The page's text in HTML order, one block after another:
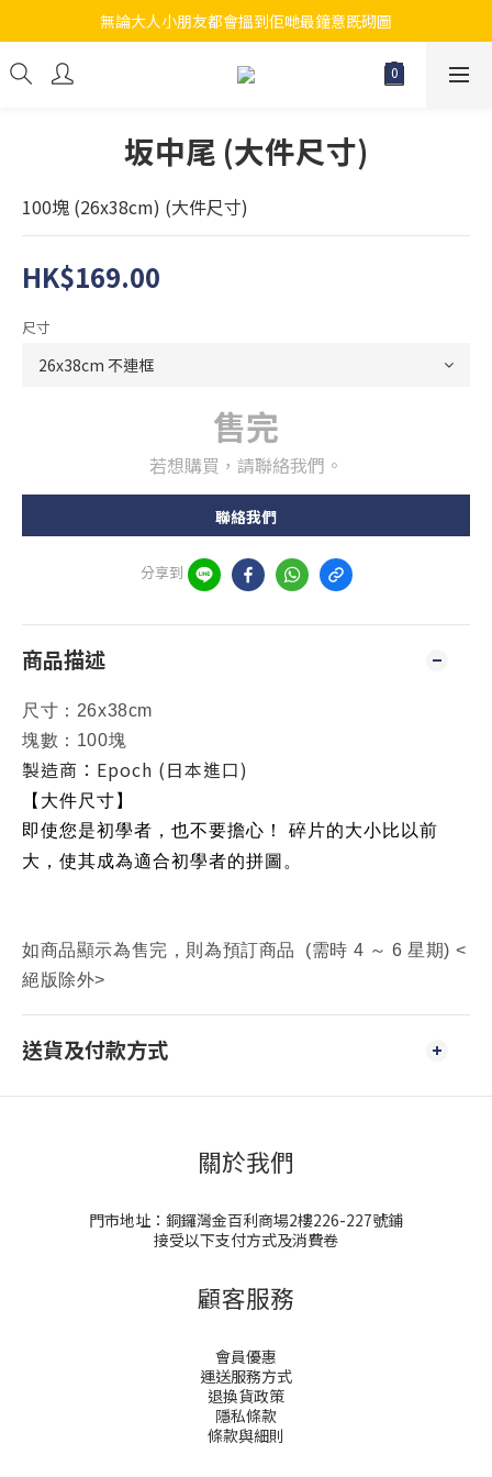
江帆天楊砌圖
無論大人小朋友都會搵到佢哋最鐘意既砌圖
江帆天楊砌圖
坂中尾 (大件尺寸)
100塊 (26x38cm) (大件尺寸)
HK$169.00
尺寸
售完
若想購買，請聯絡我們。
聯絡我們
分享到
商品描述
尺寸：26x38cm
塊數：100塊
製造商：Epoch (日本進口)
【大件尺寸】
即使您是初學者，也不要擔心！ 碎片的大小比以前
大，使其成為適合初學者的拼圖。
如商品顯示為售完，則為預訂商品 (需時 4 ～ 6 星期) <
絕版除外>
送貨及付款方式
關於我們
門市地址：銅鑼灣金百利商場2樓226-227號鋪
接受以下支付方式及消費卷
顧客服務
會員優惠
運送服務方式
退換貨政策
隱私條款
條款與細則